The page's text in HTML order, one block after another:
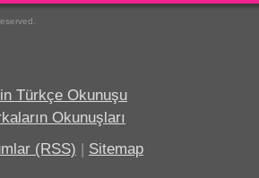
Türkçe Okunuşu
Okunuşları
(RSS) | Sitemap